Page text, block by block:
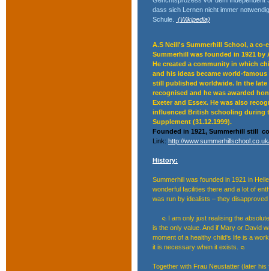
dass sich Lernen nicht immer
Schule.
(Wikipedia)
A.S Neill's Summerhill School, a
Summerhill was founded in 1921 by
He created a community in which
and his ideas became world-
still published worldwide. In the late
recognised and he was awarded
Exeter and Essex. He was also
influenced British schooling during
Supplement (31.12.1999).
Founded in 1921, Summerhill still
Link: http://
History:
Summerhill was founded in 1921 in
wonderful facilities there and a lot of
was run by idealists – they
I am only just realising the
is the only value. And if Mary or David
moment of a healthy child's life is a
it is necessary when it exists.
Together with Frau Neustatter (later